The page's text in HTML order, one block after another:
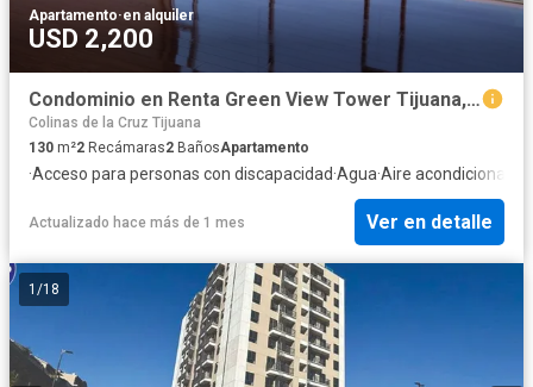
Apartamento·en alquiler
USD 2,200
Condominio en Renta Green View Tower Tijuana, Baja California, Mexico.
Colinas de la Cruz Tijuana
130 m²2 Recámaras2 BañosApartamento
·Acceso para personas con discapacidad·Agua·Aire acondicionado
Actualizado hace más de 1 mes Ver en detalle
1 /18